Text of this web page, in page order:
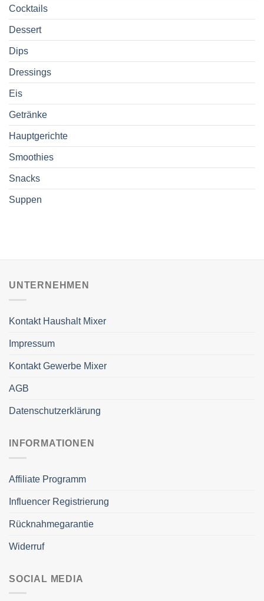
Cocktails
Dessert
Dips
Dressings
Eis
Getränke
Hauptgerichte
Smoothies
Snacks
Suppen
UNTERNEHMEN
Kontakt Haushalt Mixer
Impressum
Kontakt Gewerbe Mixer
AGB
Datenschutzerklärung
INFORMATIONEN
Affiliate Programm
Influencer Registrierung
Rücknahmegarantie
Widerruf
SOCIAL MEDIA